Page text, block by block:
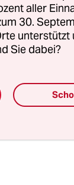
aller
30.
unterstützt
Sie dabei?